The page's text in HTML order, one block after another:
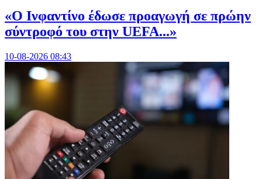
«Ο Ινφαντίνο έδωσε προαγωγή σε πρώην
σύντροφό του στην UEFA...»
10-08-2026 08:43